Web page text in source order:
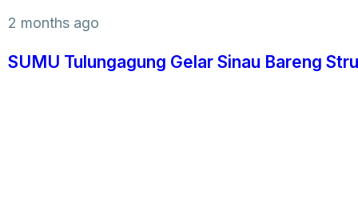
2 months ago
SUMU Tulungagung Gelar Sinau Bareng